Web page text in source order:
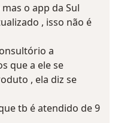
o app da Sul
, isso não é
a
que a ele se
, ela diz se
tb é atendido de 9